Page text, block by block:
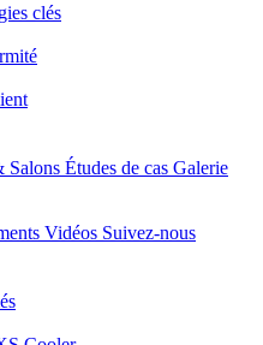
clés
Salons Études de cas Galerie
Vidéos Suivez-nous